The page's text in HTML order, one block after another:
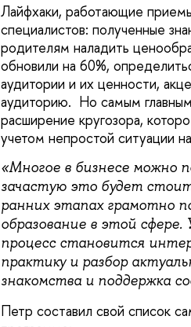
Лайфхаки, работающие
специалистов: полученные
родителям наладить
обновили на 60%,
аудитории и их ценности,
аудиторию. Но самым
расширение кругозора,
учетом непростой ситуации
«Многое в бизнесе можно
зачастую это будет
ранних этапах грамотно
образование в этой
процесс становится
практику и разбор
знакомства и поддержка
Петр составил свой список